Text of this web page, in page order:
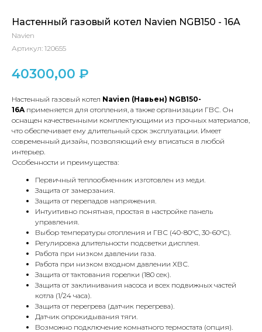
Настенный газовый котел Navien NGB150 - 16A
Navien
Артикул: 120655
40300,00 ₽
Настенный газовый котел Navien (Навьен) NGB150-
16A применяется для отопления, а также организации ГВС. Он
оснащен качественными комплектующими из прочных материалов,
что обеспечивает ему длительный срок эксплуатации. Имеет
современный дизайн, позволяющий ему вписаться в любой
интерьер.
Особенности и преимущества:
Первичный теплообменник изготовлен из меди.
Защита от замерзания.
Защита от перепадов напряжения.
Интуитивно понятная, простая в настройке панель
управления.
Выбор температуры отопления и ГВС (40-80°C, 30-60°C).
Регулировка длительности подсветки дисплея.
Работа при низком давлении газа.
Работа при низком входном давлении ХВС.
Защита от тактования горелки (180 сек).
Защита от заклинивания насоса и всех подвижных частей
котла (1/24 часа).
Защита от перегрева (датчик перегрева).
Датчик опрокидывания тяги.
Возможно подключение комнатного термостата (опция).
КОНТАКТЫ